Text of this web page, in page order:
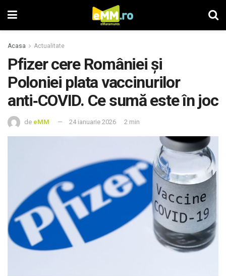
Acasa Actualitate
Pfizer cere României și
Poloniei plata vaccinurilor
anti‑COVID. Ce sumă este în joc
de eMM 24 ianuarie 2026 2 min